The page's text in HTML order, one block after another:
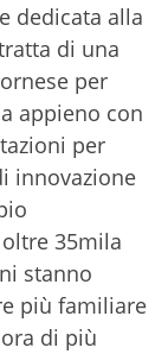
dedicata alla
di una
per
appieno con
per
innovazione
35mila
stanno
più familiare
di più